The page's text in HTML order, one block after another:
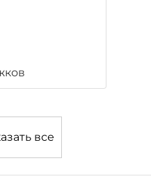
все